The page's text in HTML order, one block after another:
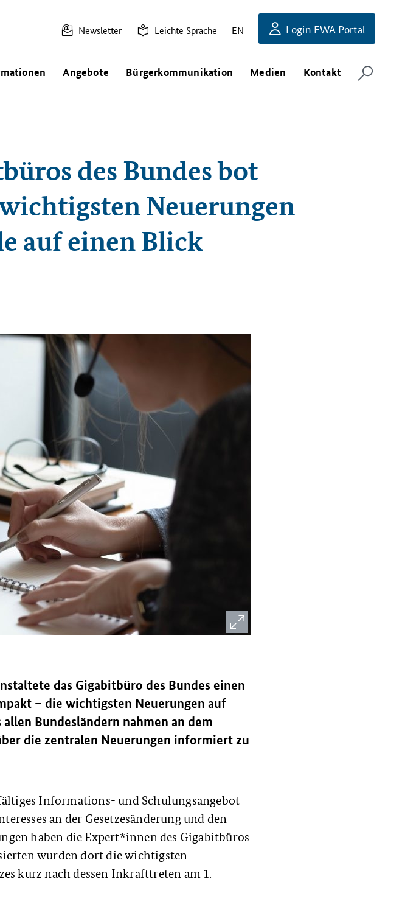
Newsletter Leichte Sprache EN Login EWA Portal
Angebote Bürgerkommunikation Medien Kontakt
des Bundes bot
Neuerungen
auf einen Blick
das Gigabitbüro des Bundes einen
– die wichtigsten Neuerungen auf
Bundesländern nahmen an dem
die zentralen Neuerungen informiert zu
Informations- und Schulungsangebot
an der Gesetzesänderung und den
haben die Expert*innen des Gigabitbüros
wurden dort die wichtigsten
kurz nach dessen Inkrafttreten am 1.